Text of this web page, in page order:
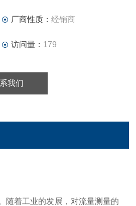
厂商性质： 经销商
访问量： 179
我们
随着工业的发展，对流量测量的